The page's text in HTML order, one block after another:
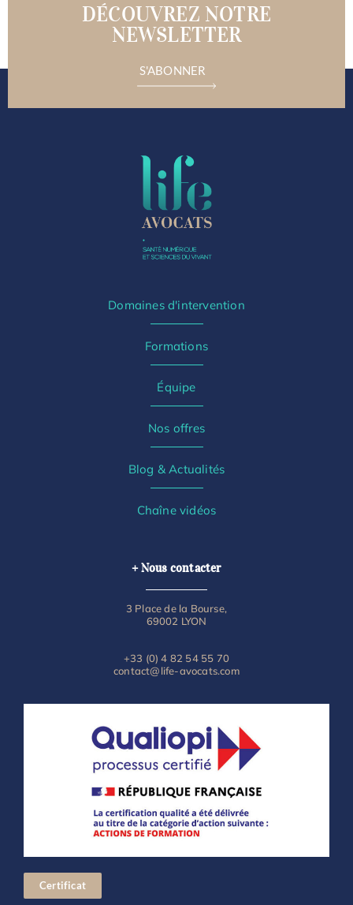
DÉCOUVREZ NOTRE
NEWSLETTER
S'ABONNER
Domaines d'intervention
Formations
Équipe
Nos offres
Blog & Actualités
Chaîne vidéos
+ Nous contacter
3 Place de la Bourse,
69002 LYON
+33 (0) 4 82 54 55 70
contact@life-avocats.com
Certificat